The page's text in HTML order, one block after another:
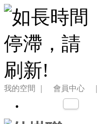
我的空間 ｜ 會員中心 ｜